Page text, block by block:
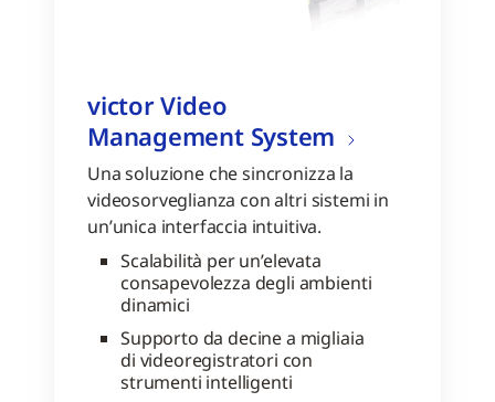
victor Video
Management System
Una soluzione che sincronizza la
videosorveglianza con altri sistemi in
un’unica interfaccia intuitiva.
Scalabilità per un’elevata
consapevolezza degli ambienti
dinamici
Supporto da decine a migliaia
di videoregistratori con
strumenti intelligenti